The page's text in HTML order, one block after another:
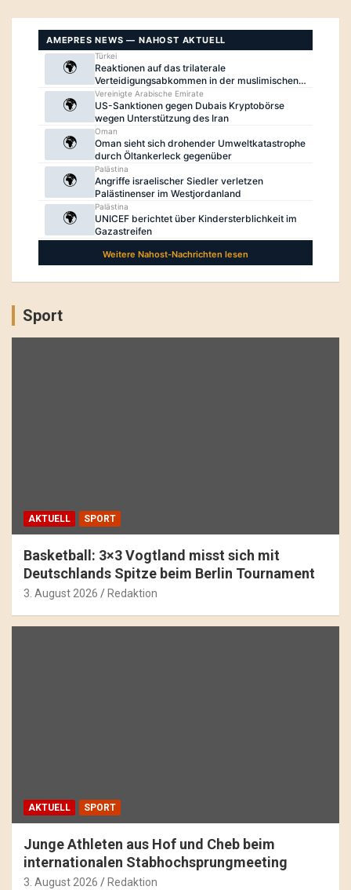
Sport
AKTUELL SPORT
Basketball: 3×3 Vogtland misst sich mit
Deutschlands Spitze beim Berlin Tournament
3. August 2026 Redaktion
AKTUELL SPORT
Junge Athleten aus Hof und Cheb beim
internationalen Stabhochsprungmeeting
3. August 2026 Redaktion